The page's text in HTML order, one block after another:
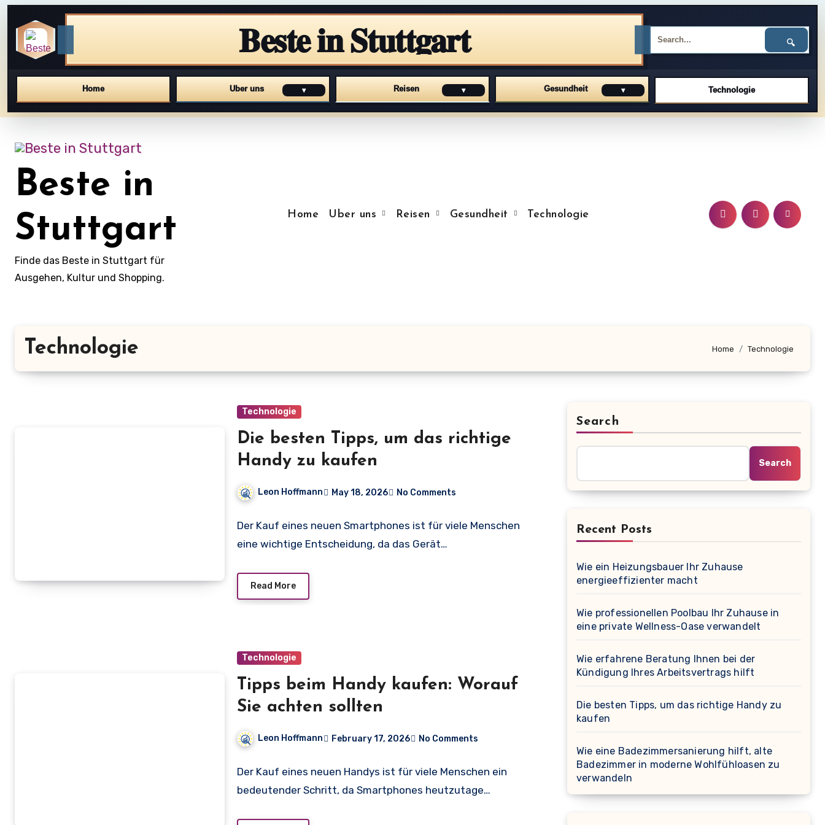
Beste in Stuttgart 🔍
Home Uber uns ▾ Reisen ▾ Gesundheit ▾ Technologie
Beste in
Stuttgart
Finde das Beste in Stuttgart für
Ausgehen, Kultur und Shopping.
Home Uber uns Reisen Gesundheit Technologie
Technologie Home Technologie
Technologie
Die besten Tipps, um das richtige
Handy zu kaufen
Leon Hoffmann May 18, 2026 No Comments
Der Kauf eines neuen Smartphones ist für viele Menschen
eine wichtige Entscheidung, da das Gerät…
Read More
Technologie
Tipps beim Handy kaufen: Worauf
Sie achten sollten
Leon Hoffmann February 17, 2026 No Comments
Der Kauf eines neuen Handys ist für viele Menschen ein
bedeutender Schritt, da Smartphones heutzutage…
Search
Search
Recent Posts
Wie ein Heizungsbauer Ihr Zuhause
energieeffizienter macht
Wie professionellen Poolbau Ihr Zuhause in
eine private Wellness-Oase verwandelt
Wie erfahrene Beratung Ihnen bei der
Kündigung Ihres Arbeitsvertrags hilft
Die besten Tipps, um das richtige Handy zu
kaufen
Wie eine Badezimmersanierung hilft, alte
Badezimmer in moderne Wohlfühloasen zu
verwandeln